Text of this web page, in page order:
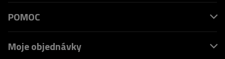
POMOC
Moje objednávky